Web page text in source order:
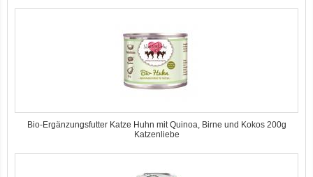
Bio-Ergänzungsfutter Katze Huhn mit Quinoa, Birne und Kokos 200g
Katzenliebe